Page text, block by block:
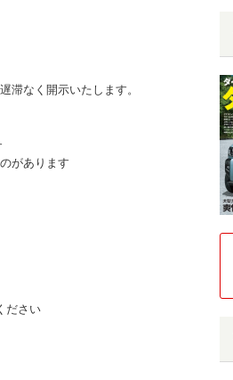
滞なく開示いたします。
があります
ださい